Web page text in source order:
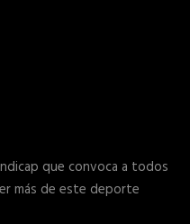
que convoca a todos
más de este deporte